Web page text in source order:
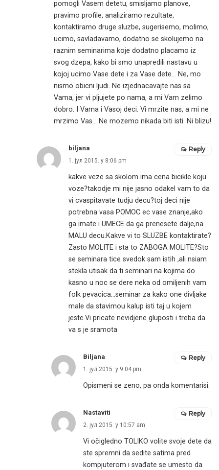
pomogli Vasem detetu, smisljamo planove,
pravimo profile, analiziramo rezultate,
kontaktiramo druge sluzbe, sugerisemo, molimo,
ucimo, savladavamo, dodatno se skolujemo na
raznim seminarima koje dodatno placamo iz
svog dzepa, kako bi smo unapredili nastavu u
kojoj ucimo Vase dete i za Vase dete… Ne, mo
nismo obicni ljudi. Ne izjednacavajte nas sa
Vama, jer vi pljujete po nama, a mi Vam zelimo
dobro. I Vama i Vasoj deci. Vi mrzite nas, a mi ne
mrzimo Vas… Ne mozemo nikada biti isti. Ni blizu!
biljana
1. јул 2015. у 8:06 pm
kakve veze sa skolom ima cena bicikle koju
voze?takodje mi nije jasno odakel vam to da
vi cvaspitavate tudju decu?toj deci nije
potrebna vasa POMOC ec vase znanje,ako
ga imate i UMECE da ga prenesete dalje,na
MALU decu.Kakve vi to SLUZBE kontaktirate?
Zasto MOLITE i sta to ZABOGA MOLITE?Sto
se seminara tice svedok sam istih ,ali nsiam
stekla utisak da ti seminari na kojima do
kasno u noc se dere neka od omiljenih vam
folk pevacica…seminar za kako one divljake
male da stavimou kalup isti taj u kojem
jeste.Vi pricate nevidjene gluposti i treba da
va s je sramota
Reply
Biljana
1. јул 2015. у 9:04 pm
Opismeni se zeno, pa onda komentarisi.
Reply
Nastaviti
2. јул 2015. у 10:57 am
Vi očigledno TOLIKO volite svoje dete da
ste spremni da sedite satima pred
kompjuterom i svađate se umesto da
Reply